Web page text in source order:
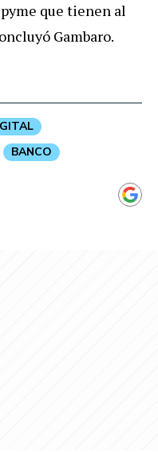
que tienen al
Gambaro.
BANCO